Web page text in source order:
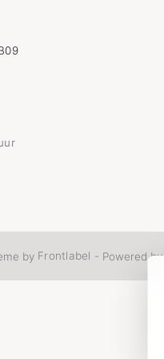
by Frontlabel - Powered by